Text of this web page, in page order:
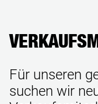
Für unseren
suchen wir